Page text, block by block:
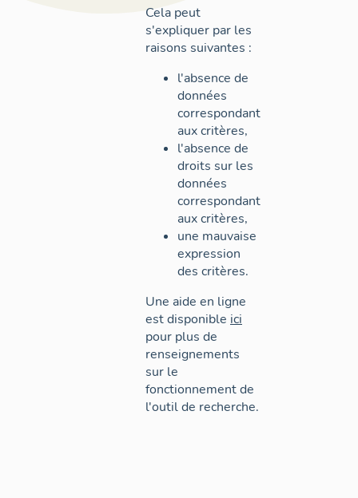
Cela peut
s'expliquer par les
raisons suivantes :
l'absence de
données
correspondant
aux critères,
l'absence de
droits sur les
données
correspondant
aux critères,
une mauvaise
expression
des critères.
Une aide en ligne
est disponible ici
pour plus de
renseignements
sur le
fonctionnement de
l'outil de recherche.